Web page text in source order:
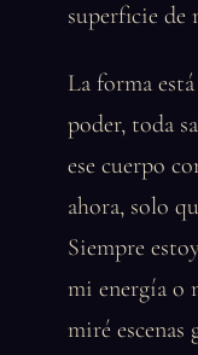
superficie de
La forma
poder, toda
ese cuerpo
ahora, solo
Siempre
mi energía o
miré escenas